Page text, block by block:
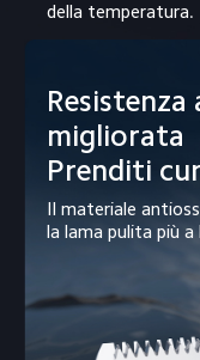
della temperatura.
migliorata
Prenditi
Il materiale
la lama pulita più a